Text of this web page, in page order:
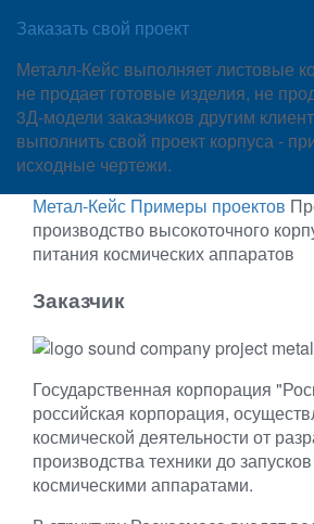
Заказать свой проект
Металл-Кейс выполняет листовые
не продает готовые изделия, не
3Д-модели заказчиков другим
выполнить свой проект корпуса -
исходные чертежи.
Метал-Кейс Примеры проектов
производство высокоточного
питания космических аппаратов
Заказчик
Государственная корпорация
российская корпорация,
космической деятельности от
производства техники до
космическими аппаратами.